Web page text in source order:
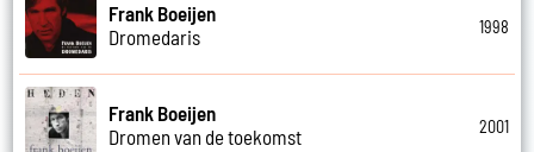
Frank Boeijen
Dromedaris
1998
Frank Boeijen
Dromen van de toekomst
2001